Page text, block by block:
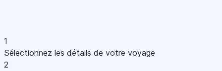
1
Sélectionnez les détails de votre voyage
2